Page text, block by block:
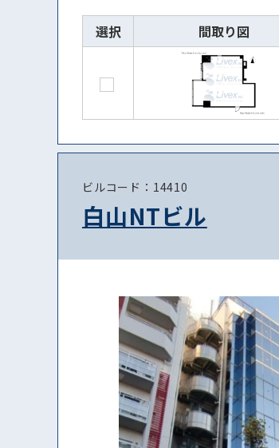
選択 間取り図
ビルコード：14410
白山NTビル